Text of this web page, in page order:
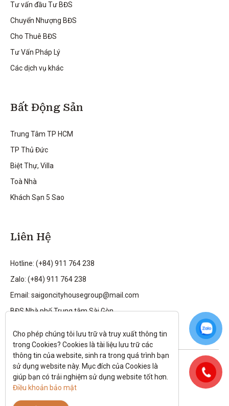
Tư vấn đầu Tư BĐS
Chuyển Nhượng BĐS
Cho Thuê BĐS
Tư Vấn Pháp Lý
Các dịch vụ khác
Bất Động Sản
Trung Tâm TP HCM
TP Thủ Đức
Biệt Thự, Villa
Toà Nhà
Khách Sạn 5 Sao
Liên Hệ
Hotline: (+84) 911 764 238
Zalo: (+84) 911 764 238
Email: saigoncityhousegroup@mail.com
BĐS Nhà phố Trung tâm Sài Gòn
Theo dõi tôi trên:
All rights reserved.
Cho phép chúng tôi lưu trữ và truy xuất thông tin
trong Cookies? Cookies là tài liệu lưu trữ các
thông tin của website, sinh ra trong quá trình bạn
sử dụng website này. Mục đích của Cookies là
Điều khoản bảo mật